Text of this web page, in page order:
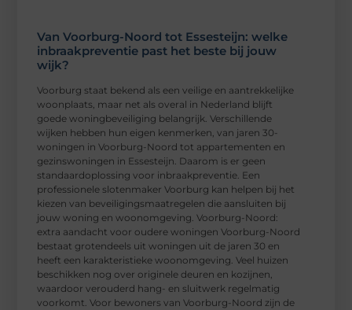
Van Voorburg-Noord tot Essesteijn: welke
inbraakpreventie past het beste bij jouw
wijk?
Voorburg staat bekend als een veilige en aantrekkelijke
woonplaats, maar net als overal in Nederland blijft
goede woningbeveiliging belangrijk. Verschillende
wijken hebben hun eigen kenmerken, van jaren 30-
woningen in Voorburg-Noord tot appartementen en
gezinswoningen in Essesteijn. Daarom is er geen
standaardoplossing voor inbraakpreventie. Een
professionele slotenmaker Voorburg kan helpen bij het
kiezen van beveiligingsmaatregelen die aansluiten bij
jouw woning en woonomgeving. Voorburg-Noord:
extra aandacht voor oudere woningen Voorburg-Noord
bestaat grotendeels uit woningen uit de jaren 30 en
heeft een karakteristieke woonomgeving. Veel huizen
beschikken nog over originele deuren en kozijnen,
waardoor verouderd hang- en sluitwerk regelmatig
voorkomt. Voor bewoners van Voorburg-Noord zijn de